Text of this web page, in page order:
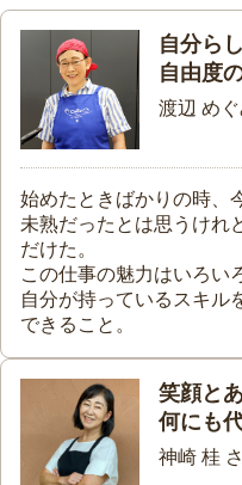
自分ら
自由度
渡辺 め
始めたときばかりの時、
未熟だったとは思うけれ
だけた。
この仕事の魅力はいろい
自分が持っているスキル
できること。
笑顔と
何にも
神崎 桂